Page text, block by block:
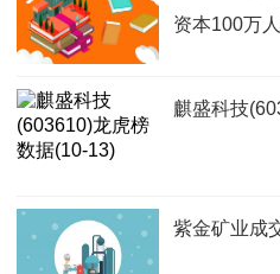
资本100万
麒盛科技
紫金矿业成